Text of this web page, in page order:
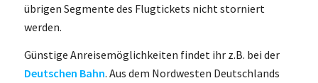
übrigen Segmente des Flugtickets nicht storniert
werden.
Günstige Anreisemöglichkeiten findet ihr z.B. bei der
Deutschen Bahn. Aus dem Nordwesten Deutschlands